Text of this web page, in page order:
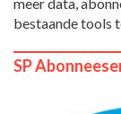
bestaande tools
SP